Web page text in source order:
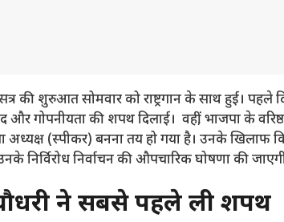
की शुरुआत सोमवार को राष्ट्रगान के साथ हुई। पहले
और गोपनीयता की शपथ दिलाई। वहीं,भाजपा के
अध्यक्ष (स्पीकर) बनना तय हो गया है। उनके खिलाफ
निर्वाचन की औपचारिक घोषणा की
ने सबसे पहले ली शपथ